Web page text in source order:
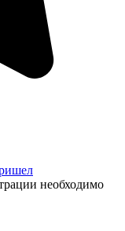
необходимо